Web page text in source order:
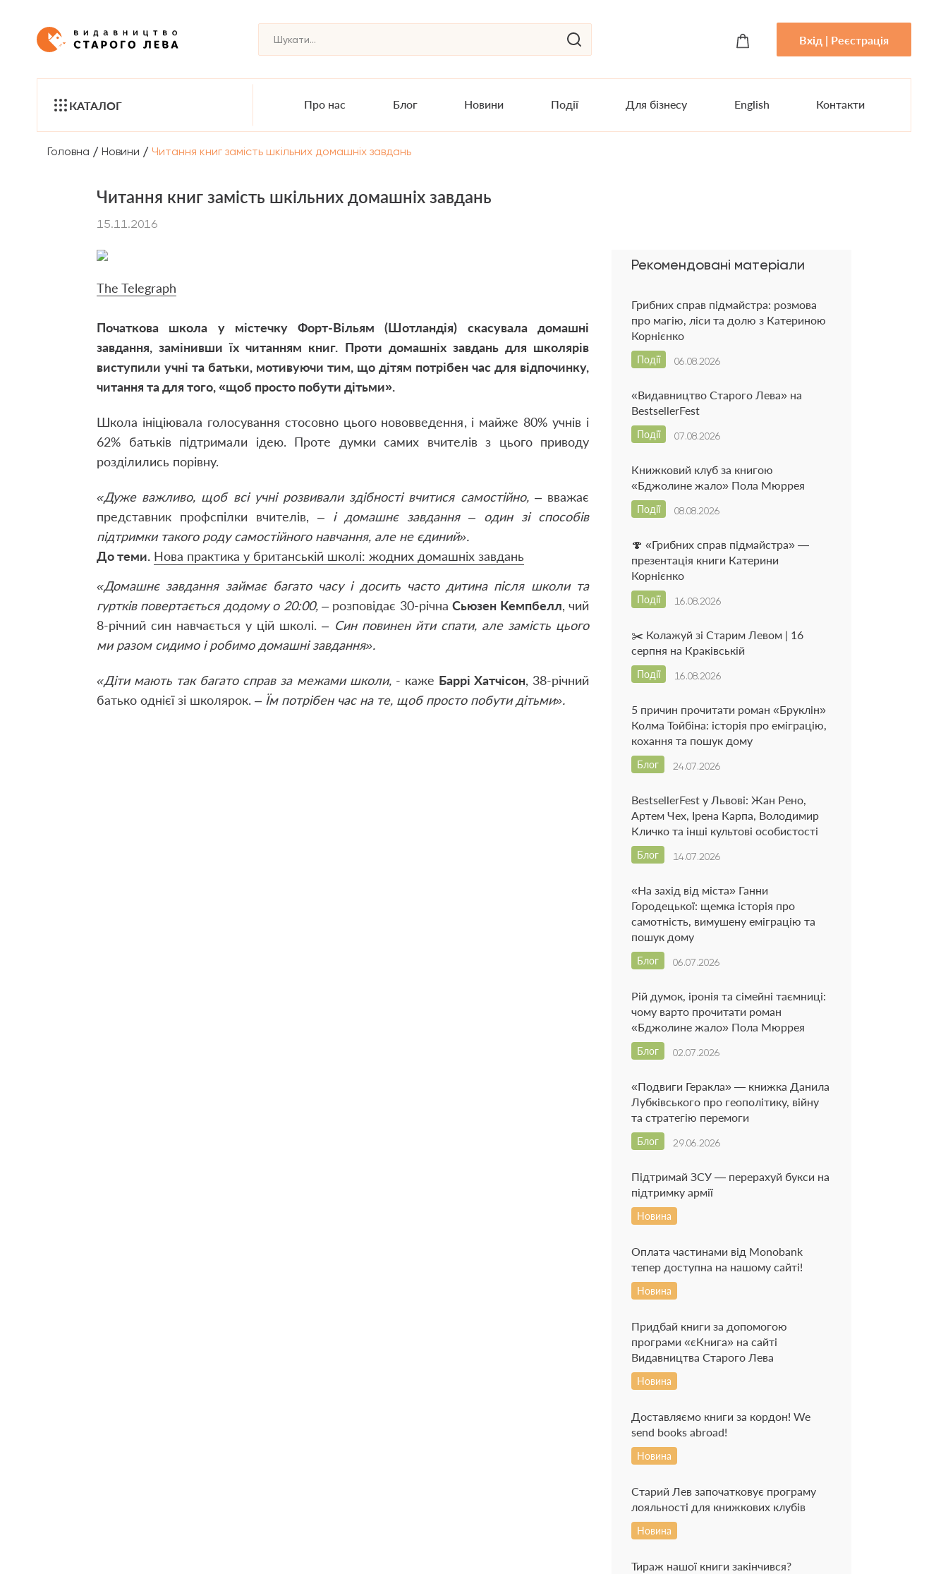
Вхід | Реєстрація
КАТАЛОГ Про нас Блог Новини Події Для бізнесу English Контакти
Головна / Новини / Читання книг замість шкільних домашніх завдань
Читання книг замість шкільних домашніх завдань
15.11.2016
The Telegraph
Початкова школа у містечку Форт-Вільям (Шотландія) скасувала домашні
завдання, замінивши їх читанням книг. Проти домашніх завдань для школярів
виступили учні та батьки, мотивуючи тим, що дітям потрібен час для відпочинку,
читання та для того, «щоб просто побути дітьми».
Школа ініціювала голосування стосовно цього нововведення, і майже 80% учнів і
62% батьків підтримали ідею. Проте думки самих вчителів з цього приводу
розділились порівну.
«Дуже важливо, щоб всі учні розвивали здібності вчитися самостійно,– вважає
представник профспілки вчителів, – і домашнє завдання – один зі способів
підтримки такого роду самостійного навчання, але не єдиний».
До теми. Нова практика у британській школі: жодних домашніх завдань
«Домашнє завдання займає багато часу і досить часто дитина після школи та
гуртків повертається додому о 20:00,– розповідає 30-річнаСьюзен Кемпбелл, чий
8-річний син навчається у цій школі. – Син повинен йти спати, але замість цього
ми разом сидимо і робимо домашні завдання».
«Діти мають так багато справ за межами школи,- каже Баррі Хатчісон, 38-річний
батько однієї зі школярок. – Їм потрібен час на те, щоб просто побути дітьми».
Рекомендовані матеріали
Грибних справ підмайстра: розмова
про магію, ліси та долю з Катериною
Корнієнко
06.08.2026
Події
«Видавництво Старого Лева» на
BestsellerFest
07.08.2026
Події
Книжковий клуб за книгою
«Бджолине жало» Пола Мюррея
08.08.2026
Події
🍄 «Грибних справ підмайстра» —
презентація книги Катерини
Корнієнко
16.08.2026
Події
✂️ Колажуй зі Старим Левом | 16
серпня на Краківській
16.08.2026
Події
5 причин прочитати роман «Бруклін»
Колма Тойбіна: історія про еміграцію,
кохання та пошук дому
24.07.2026
Блог
BestsellerFest у Львові: Жан Рено,
Артем Чех, Ірена Карпа, Володимир
Кличко та інші культові особистості
14.07.2026
Блог
«На захід від міста» Ганни
Городецької: щемка історія про
самотність, вимушену еміграцію та
пошук дому
06.07.2026
Блог
Рій думок, іронія та сімейні таємниці:
чому варто прочитати роман
«Бджолине жало» Пола Мюррея
02.07.2026
Блог
«Подвиги Геракла» — книжка Данила
Лубківського про геополітику, війну
та стратегію перемоги
29.06.2026
Блог
Підтримай ЗСУ — перерахуй букси на
підтримку армії
Новина
Оплата частинами від Monobank
тепер доступна на нашому сайті!
Новина
Придбай книги за допомогою
програми «єКнига» на сайті
Видавництва Старого Лева
Новина
Доставляємо книги за кордон! We
send books abroad!
Новина
Старий Лев започатковує програму
лояльності для книжкових клубів
Новина
Тираж нашої книги закінчився?